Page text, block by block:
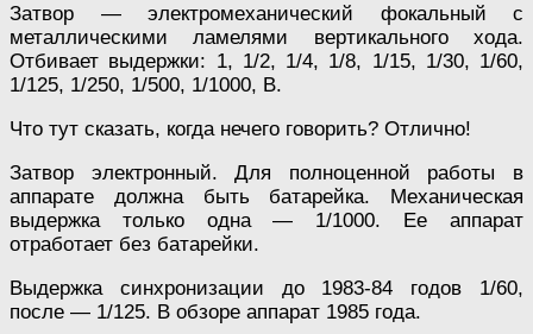
Затвор — электромеханический фокальный с
металлическими ламелями вертикального хода.
Отбивает выдержки: 1, 1/2, 1/4, 1/8, 1/15, 1/30, 1/60,
1/125, 1/250, 1/500, 1/1000, В.
Что тут сказать, когда нечего говорить? Отлично!
Затвор электронный. Для полноценной работы в
аппарате должна быть батарейка. Механическая
выдержка только одна — 1/1000. Ее аппарат
отработает без батарейки.
Выдержка синхронизации до 1983-84 годов 1/60,
после — 1/125. В обзоре аппарат 1985 года.